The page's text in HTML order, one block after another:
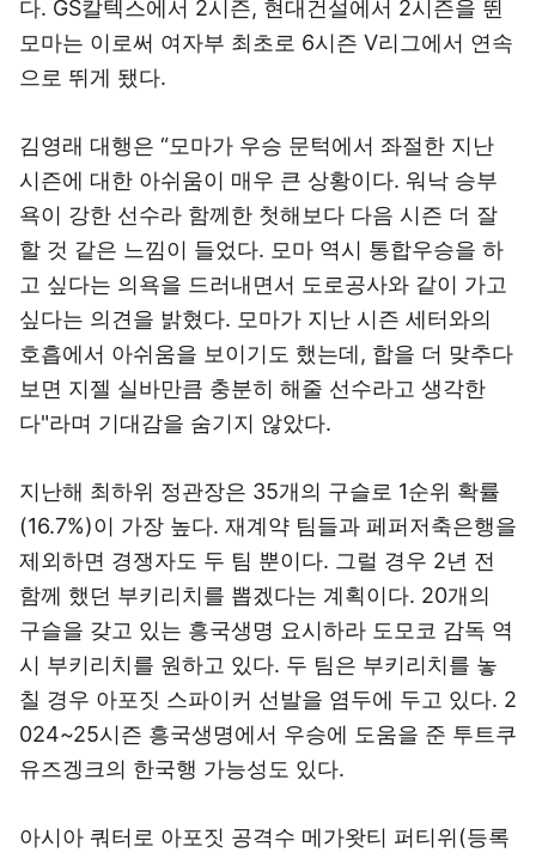
다. GS칼텍스에서 2시즌, 현대건설에서 2시즌을 뛴
모마는 이로써 여자부 최초로 6시즌 V리그에서 연속
으로 뛰게 됐다.
김영래 대행은 “모마가 우승 문턱에서 좌절한 지난
시즌에 대한 아쉬움이 매우 큰 상황이다. 워낙 승부
욕이 강한 선수라 함께한 첫해보다 다음 시즌 더 잘
할 것 같은 느낌이 들었다. 모마 역시 통합우승을 하
고 싶다는 의욕을 드러내면서 도로공사와 같이 가고
싶다는 의견을 밝혔다. 모마가 지난 시즌 세터와의
호흡에서 아쉬움을 보이기도 했는데, 합을 더 맞추다
보면 지젤 실바만큼 충분히 해줄 선수라고 생각한
다"라며 기대감을 숨기지 않았다.
지난해 최하위 정관장은 35개의 구슬로 1순위 확률
(16.7%)이 가장 높다. 재계약 팀들과 페퍼저축은행을
제외하면 경쟁자도 두 팀 뿐이다. 그럴 경우 2년 전
함께 했던 부키리치를 뽑겠다는 계획이다. 20개의
구슬을 갖고 있는 흥국생명 요시하라 도모코 감독 역
시 부키리치를 원하고 있다. 두 팀은 부키리치를 놓
칠 경우 아포짓 스파이커 선발을 염두에 두고 있다. 2
024~25시즌 흥국생명에서 우승에 도움을 준 투트쿠
유즈겡크의 한국행 가능성도 있다.
아시아 쿼터로 아포짓 공격수 메가왓티 퍼티위(등록